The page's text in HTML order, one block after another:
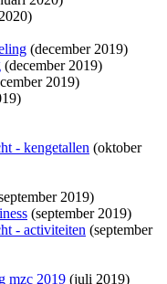
(december 2019)
(december 2019)
2019)
- kengetallen (oktober
2019)
(september 2019)
- activiteiten (september
mzc 2019 (juli 2019)